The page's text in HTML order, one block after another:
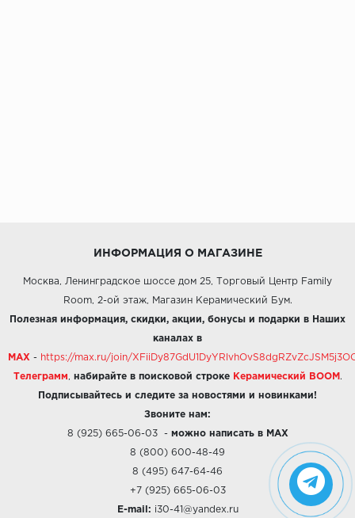
ИНФОРМАЦИЯ О МАГАЗИНЕ
Москва, Ленинградское шоссе дом 25, Торговый Центр Family
Room, 2-ой этаж, Магазин Керамический Бум.
Полезная информация, скидки, акции, бонусы и подарки в Наших
каналах в
MAX - https://max.ru/join/
Телеграмм набирайте в поисковой строке Керамический BOOM .
Подписывайтесь и следите за новостями и новинками!
Звоните нам:
8 (925) 665-06-03- можно написать в MAX
8 (800) 600-48-49
8 (495) 647-64-46
+7 (925) 665-06-03
E-mail: i30-41@yandex.ru